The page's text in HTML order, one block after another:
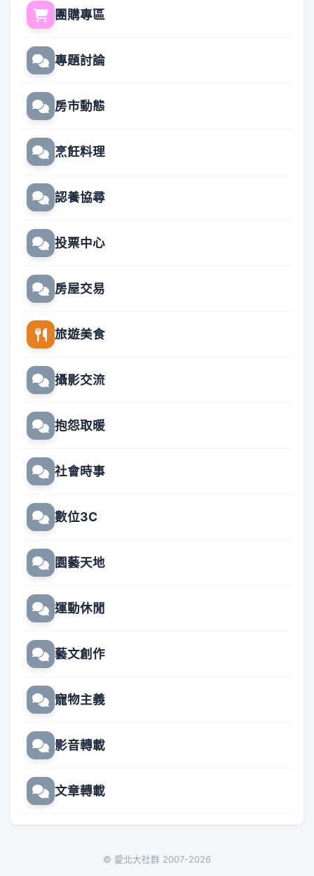
團購專區
專題討論
房市動態
烹飪料理
認養協尋
投票中心
房屋交易
旅遊美食
攝影交流
抱怨取暖
社會時事
數位3C
園藝天地
運動休閒
藝文創作
寵物主義
影音轉載
文章轉載
© 愛北大社群 2007-2026